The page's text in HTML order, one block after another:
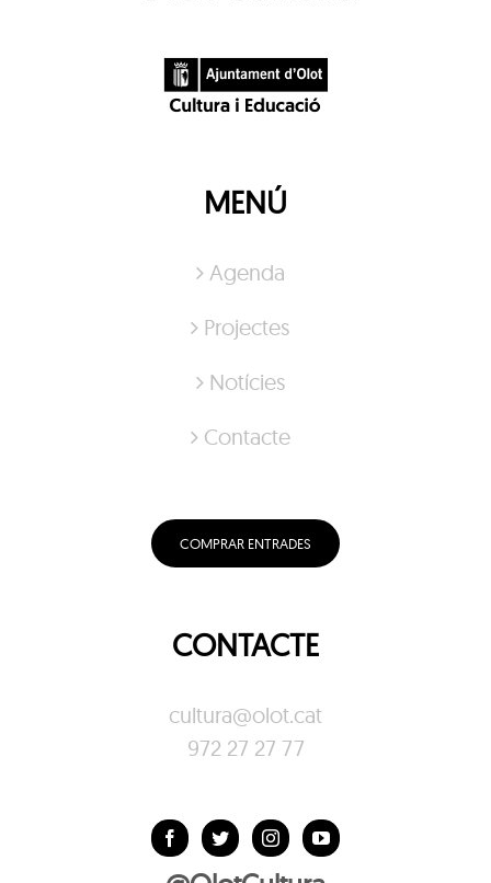
MENÚ
Agenda
Projectes
Notícies
Contacte
COMPRAR ENTRADES
CONTACTE
cultura@olot.cat
972 27 27 77